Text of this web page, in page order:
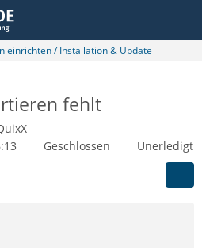
einrichten / Installation & Update
fehlt
Geschlossen Unerledigt